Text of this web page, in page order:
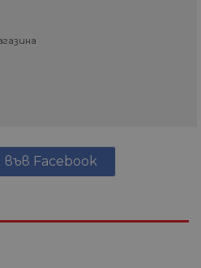
във Facebook